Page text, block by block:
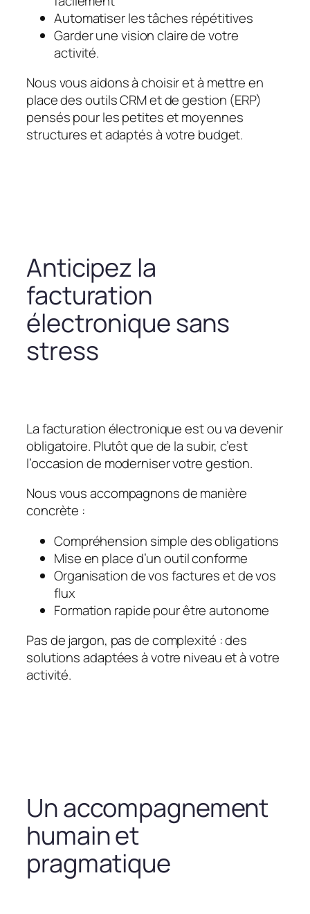
Automatiser les tâches répétitives
Garder une vision claire de votre
activité.
Nous vous aidons à choisir et à mettre en
place des outils CRM et de gestion (ERP)
pensés pour les petites et moyennes
structures et adaptés à votre budget.
Anticipez la
facturation
électronique sans
stress
La facturation électronique est ou va devenir
obligatoire. Plutôt que de la subir, c’est
l’occasion de moderniser votre gestion.
Nous vous accompagnons de manière
concrète :
Compréhension simple des obligations
Mise en place d’un outil conforme
Organisation de vos factures et de vos
flux
Formation rapide pour être autonome
Pas de jargon, pas de complexité : des
solutions adaptées à votre niveau et à votre
activité.
Un accompagnement
humain et
pragmatique